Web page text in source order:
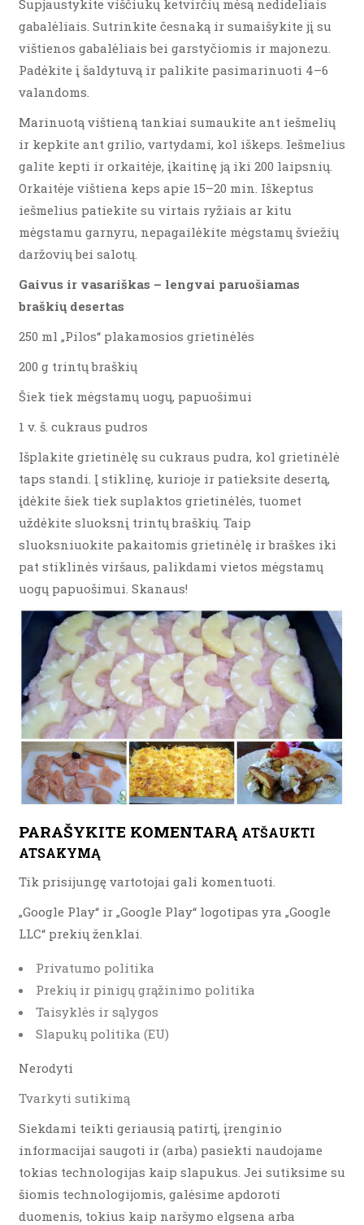
Supjaustykite viščiukų ketvirčių mėsą nedideliais
gabalėliais. Sutrinkite česnaką ir sumaišykite jį su
vištienos gabalėliais bei garstyčiomis ir majonezu.
Padėkite į šaldytuvą ir palikite pasimarinuoti 4–6
valandoms.
Marinuotą vištieną tankiai sumaukite ant iešmelių
ir kepkite ant grilio, vartydami, kol iškeps. Iešmelius
galite kepti ir orkaitėje, įkaitinę ją iki 200 laipsnių.
Orkaitėje vištiena keps apie 15–20 min. Iškeptus
iešmelius patiekite su virtais ryžiais ar kitu
mėgstamu garnyru, nepagailėkite mėgstamų šviežių
daržovių bei salotų.
Gaivus ir vasariškas – lengvai paruošiamas
braškių desertas
250 ml „Pilos“ plakamosios grietinėlės
200 g trintų braškių
Šiek tiek mėgstamų uogų, papuošimui
1 v. š. cukraus pudros
Išplakite grietinėlę su cukraus pudra, kol grietinėlė
taps standi. Į stiklinę, kurioje ir patieksite desertą,
įdėkite šiek tiek suplaktos grietinėlės, tuomet
uždėkite sluoksnį trintų braškių. Taip
sluoksniuokite pakaitomis grietinėlę ir braškes iki
pat stiklinės viršaus, palikdami vietos mėgstamų
uogų papuošimui. Skanaus!
PARAŠYKITE KOMENTARĄ ATŠAUKTI
ATSAKYMĄ
Tik prisijungę vartotojai gali komentuoti.
„Google Play“ ir „Google Play“ logotipas yra „Google
LLC“ prekių ženklai.
Privatumo politika
Prekių ir pinigų grąžinimo politika
Taisyklės ir sąlygos
Slapukų politika (EU)
Nerodyti
Tvarkyti sutikimą
Siekdami teikti geriausią patirtį, įrenginio
informacijai saugoti ir (arba) pasiekti naudojame
tokias technologijas kaip slapukus. Jei sutiksime su
šiomis technologijomis, galėsime apdoroti
duomenis, tokius kaip naršymo elgsena arba